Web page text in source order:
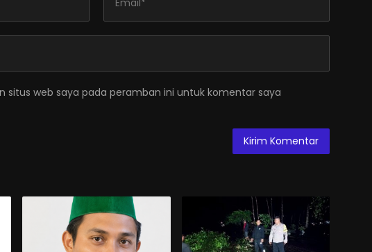
situs web saya pada peramban ini untuk komentar saya